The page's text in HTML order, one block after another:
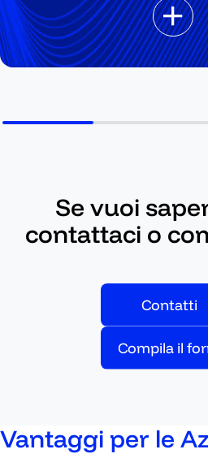
altre attività
Produzione di
Narrazione attività
Se vuoi
contattaci o
Contatti
Contatti
Compila il
Vantaggi per le